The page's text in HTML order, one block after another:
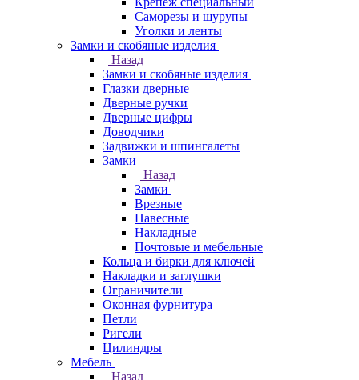
Саморезы и шурупы
Уголки и ленты
Замки и скобяные изделия
Назад
Замки и скобяные изделия
Глазки дверные
Дверные ручки
Дверные цифры
Доводчики
Задвижки и шпингалеты
Замки
Назад
Замки
Врезные
Навесные
Накладные
Почтовые и мебельные
Кольца и бирки для ключей
Накладки и заглушки
Ограничители
Оконная фурнитура
Петли
Ригели
Цилиндры
Мебель
Назад